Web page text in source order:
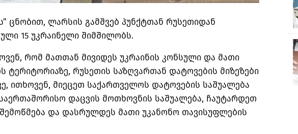
” ცნობით, ლარსის გამშვებ პუნქტთან რუსეთიდან
15 უკრაინელი შიმშილობს.
რომ მათთან მივიდეს უკრაინის კონსული და მათი
ტერიტორიაზე, რუსეთის საზღვართან დატოვების მიზეზები
ითხოვენ, მიეცეთ საქართველოს დატოვების საშუალება
დაცვის მოთხოვნის საშუალება, ჩაუტარდეთ
და დასრულდეს მათი უკანონო თავისუფლების